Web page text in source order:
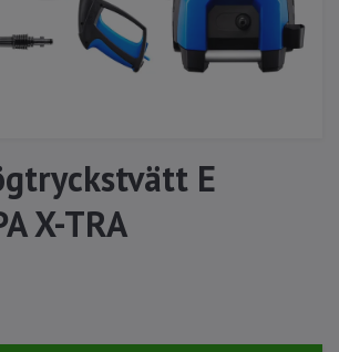
E
X-TRA